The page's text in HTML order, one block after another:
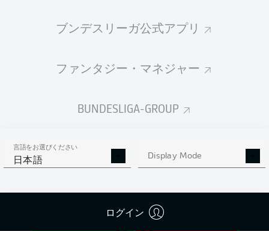
ブンデスリーガ公式アプリ
ファンタジー・マネジャー
BUNDESLIGA-GROUP
言語をお選びください
日本語 Display Mode
ログイン
0
0 % 成功率 0 %
PASS EFFICIENCY